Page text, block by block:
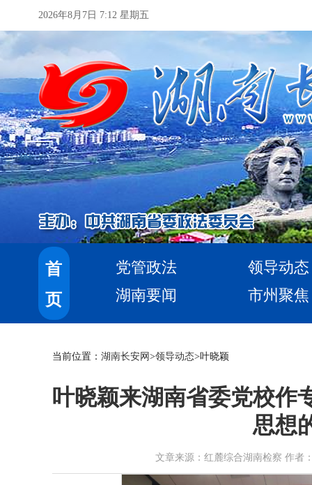
2026年8月7日 7:12 星期五
首
页
党管政法
领导动态
湖南要闻
市州聚焦
当前位置： 湖南长安网 >领导动态>叶晓颖
叶晓颖来湖南省委党校作
思想
文章来源：红麓综合湖南检察 作者